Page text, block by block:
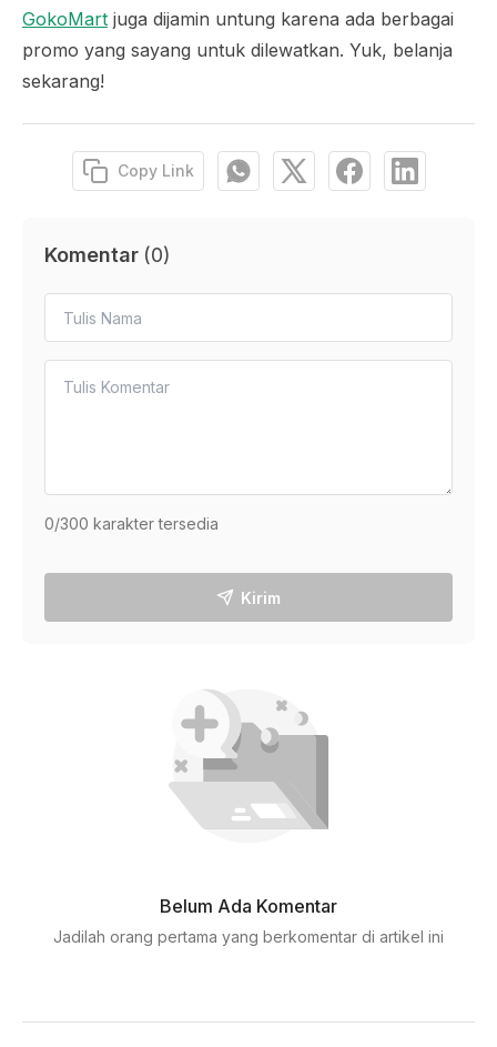
GokoMart juga dijamin untung karena ada berbagai
promo yang sayang untuk dilewatkan. Yuk, belanja
sekarang!
Copy Link
Komentar (0)
0/300 karakter tersedia
Kirim
Belum Ada Komentar
Jadilah orang pertama yang berkomentar di artikel ini